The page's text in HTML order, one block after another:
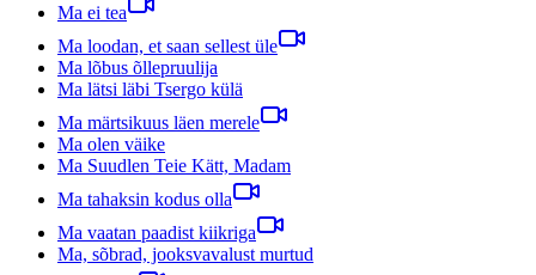
Ma ei tea
Ma loodan, et saan sellest üle
Ma lõbus õllepruulija
Ma lätsi läbi Tsergo külä
Ma märtsikuus läen merele
Ma olen väike
Ma Suudlen Teie Kätt, Madam
Ma tahaksin kodus olla
Ma vaatan paadist kiikriga
Ma, sõbrad, jooksvavalust murtud